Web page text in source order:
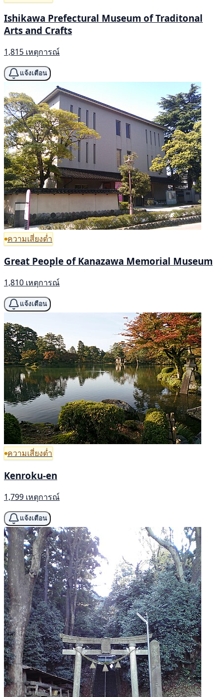
Ishikawa Prefectural Museum of Traditonal
Arts and Crafts
1,815 เหตุการณ์
แจ้งเตือน
ความเสี่ยงต่ำ
Great People of Kanazawa Memorial Museum
1,810 เหตุการณ์
แจ้งเตือน
ความเสี่ยงต่ำ
Kenroku-en
1,799 เหตุการณ์
แจ้งเตือน